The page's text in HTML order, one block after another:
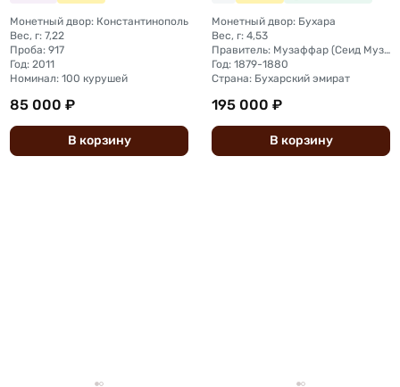
Монетный двор: Константинополь
Вес, г: 7,22
Проба: 917
Год: 2011
Номинал: 100 курушей
85 000 ₽
В корзину
Монетный двор: Бухара
Вес, г: 4,53
Правитель: Музаффар (Сеид Музаффаруддин Бахадур Хан)
Год: 1879-1880
Страна: Бухарский эмират
195 000 ₽
В корзину